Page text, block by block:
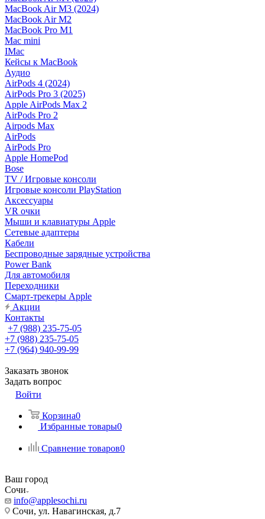
MacBook Air M3 (2024)
MacBook Air M2
MacBook Pro M1
Mac mini
IMac
Кейсы к MacBook
Аудио
AirPods 4 (2024)
AirPods Pro 3 (2025)
Apple AirPods Max 2
AirPods Pro 2
Airpods Max
AirPods
AirPods Pro
Apple HomePod
Bose
TV / Игровые консоли
Игровые консоли PlayStation
Аксессуары
VR очки
Мыши и клавиатуры Apple
Сетевые адаптеры
Кабели
Беспроводные зарядные устройства
Power Bank
Для автомобиля
Переходники
Смарт-трекеры Apple
Акции
Контакты
+7 (988) 235-75-05
+7 (988) 235-75-05
+7 (964) 940-99-99
Заказать звонок
Задать вопрос
Войти
Корзина0
Избранные товары0
Сравнение товаров0
Ваш город
Сочи
info@applesochi.ru
Сочи, ул. Навагинская, д.7